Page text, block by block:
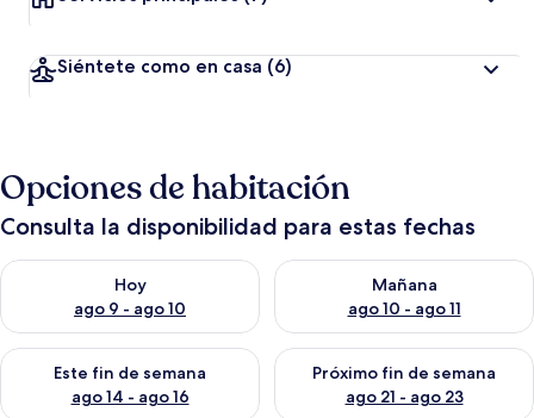
Siéntete como en casa (6)
Opciones de habitación
Consulta la disponibilidad para estas fechas
Hoy
ago 9 - ago 10
Consulta la disponibilidad para hoy ago 9 - ago 10
Mañana
ago 10 - ago 11
Consulta la disponibilidad
Este fin de semana
ago 14 - ago 16
Consulta la disponibilidad para este fin de semana ago 14 -
Próximo fin de semana
ago 21 - ago 23
Consulta la disponibilidad